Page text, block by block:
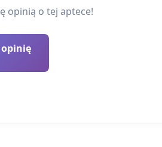
opinią o tej aptece!